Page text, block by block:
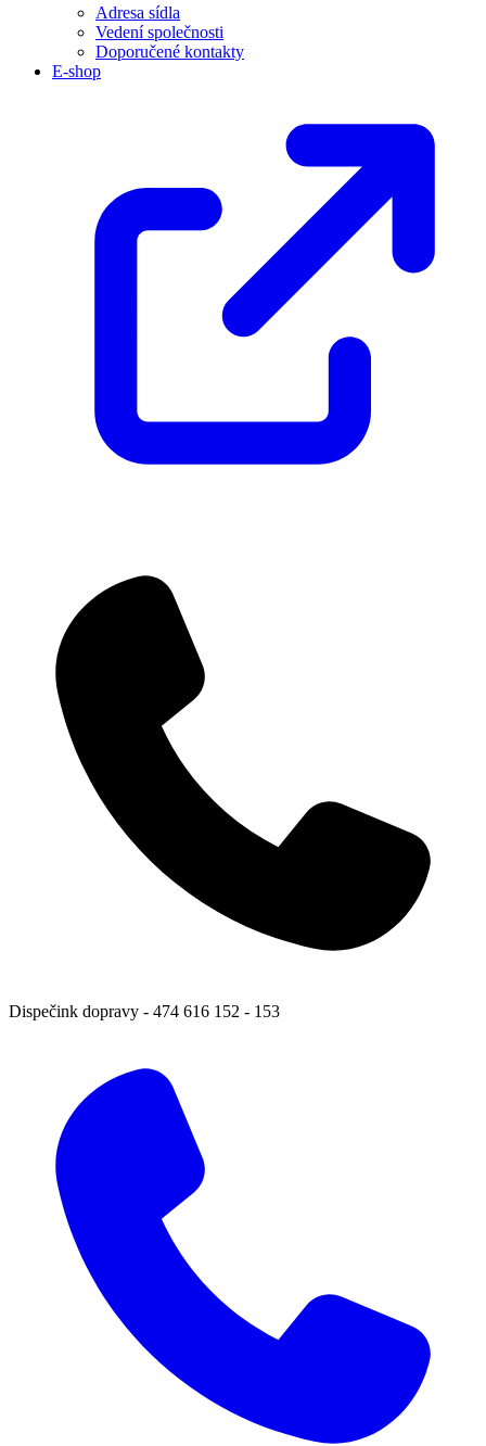
Adresa sídla
Vedení společnosti
Doporučené kontakty
E-shop
Dispečink dopravy - 474 616 152 ‑ 153